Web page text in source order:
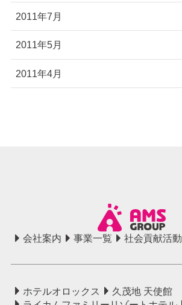
2011年7月
2011年5月
2011年4月
会社案内 事業一覧 社会貢献活動
ホテルオロックス
久茂地 天使館